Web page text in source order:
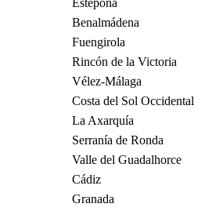
Estepona
Benalmádena
Fuengirola
Rincón de la Victoria
Vélez-Málaga
Costa del Sol Occidental
La Axarquía
Serranía de Ronda
Valle del Guadalhorce
Cádiz
Granada